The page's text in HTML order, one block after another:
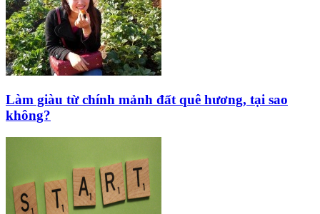
Làm giàu từ chính mảnh đất quê hương, tại sao
không?